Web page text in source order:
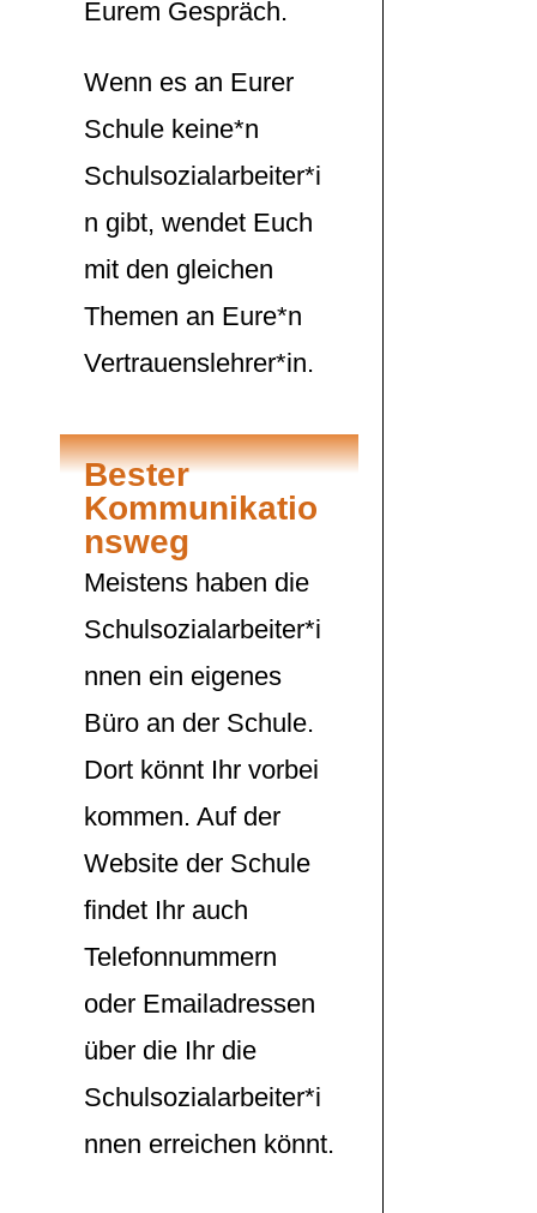
Bester
Kommunikatio
nsweg
Meistens haben die
Schulsozialarbeiter*i
nnen ein eigenes
Büro an der Schule.
Dort könnt Ihr vorbei
kommen. Auf der
Website der Schule
findet Ihr auch
Telefonnummern
oder Emailadressen
über die Ihr die
Schulsozialarbeiter*i
nnen erreichen könnt.
Eurem Gespräch.
Wenn es an Eurer
Schule keine*n
Schulsozialarbeiter*i
n gibt, wendet Euch
mit den gleichen
Themen an Eure*n
Vertrauenslehrer*in.